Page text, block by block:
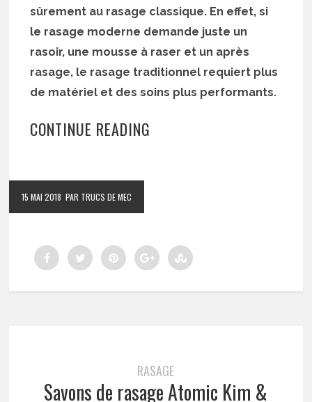
sûrement au rasage classique. En effet, si
le rasage moderne demande juste un
rasoir, une mousse à raser et un après
rasage, le rasage traditionnel requiert plus
de matériel et des soins plus performants.
CONTINUE READING
15 MAI 2018 PAR TRUCS DE MEC
RASAGE
Savons de rasage Atomic Kim &